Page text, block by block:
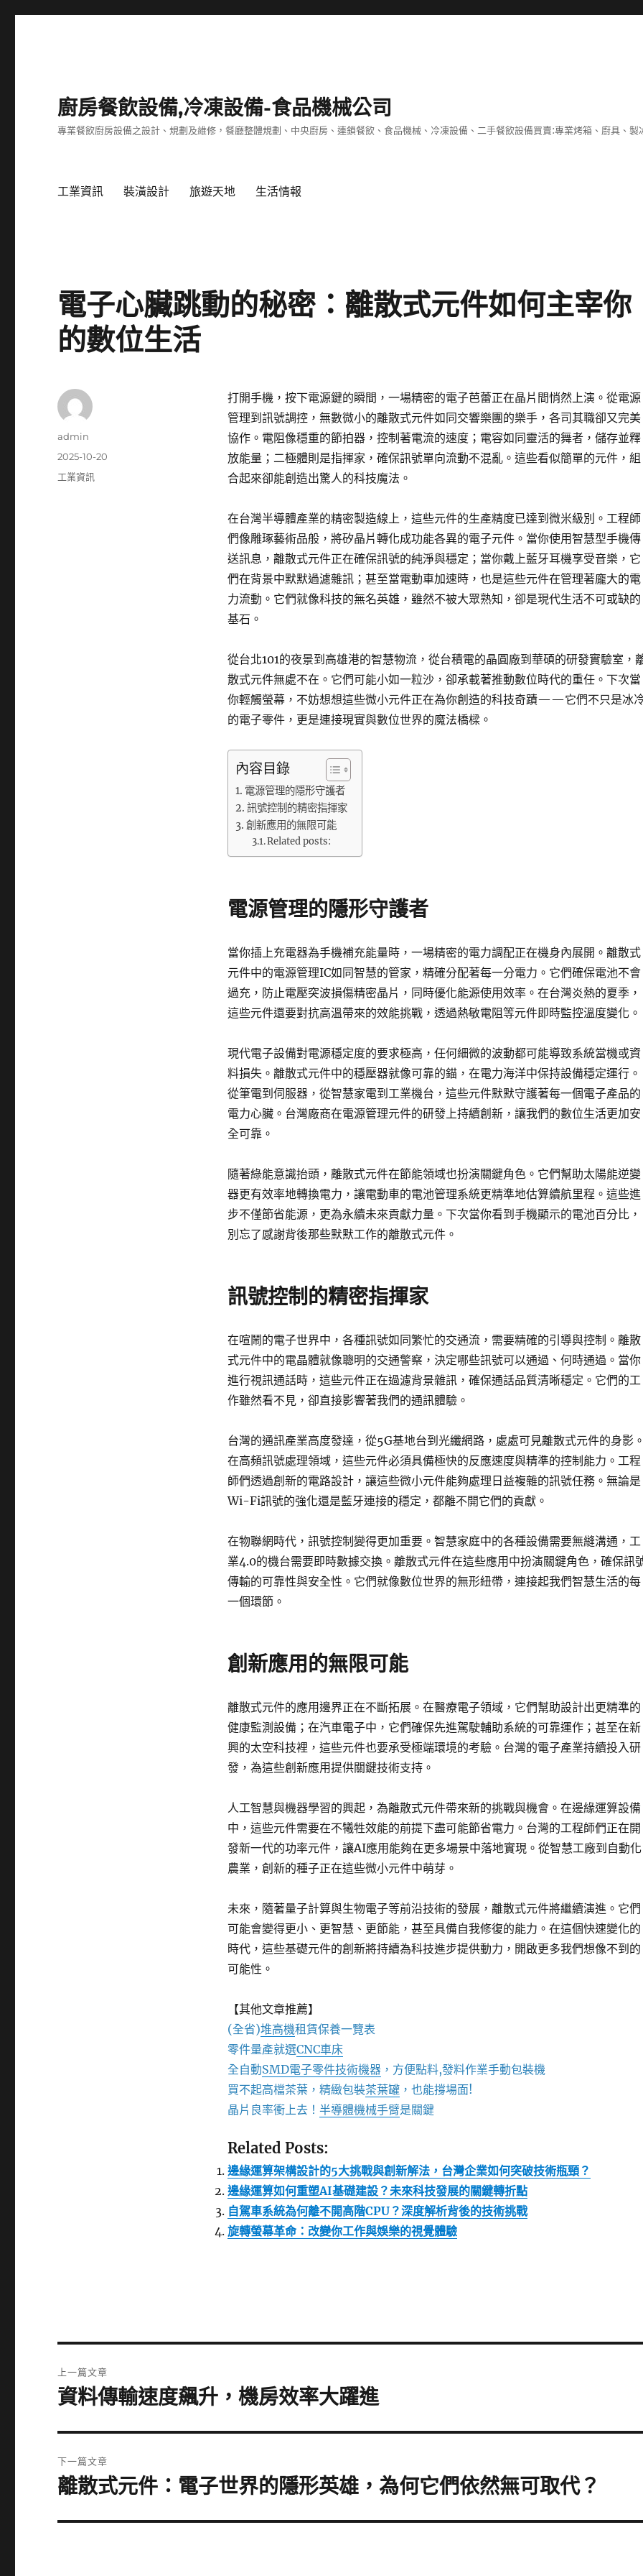
廚房餐飲設備,冷凍設備-食品機械公司
專業餐飲廚房設備之設計、規劃及維修，餐廳整體規劃、中央廚房、連鎖餐飲、食品機械、冷凍設備、二手餐飲設備買賣:專業烤箱、廚具、
工業資訊 裝潢設計 旅遊天地 生活情報
電子心臟跳動的秘密：離散式元件如何主宰你
的數位生活
打開手機，按下電源鍵的瞬間，一場精密的電子芭蕾正在晶片間悄然上演。從電源
管理到訊號調控，無數微小的離散式元件如同交響樂團的樂手，各司其職卻又完美
協作。電阻像穩重的節拍器，控制著電流的速度；電容如同靈活的舞者，儲存並釋
放能量；二極體則是指揮家，確保訊號單向流動不混亂。這些看似簡單的元件，組
合起來卻能創造出驚人的科技魔法。
在台灣半導體產業的精密製造線上，這些元件的生產精度已達到微米級別。工程師
們像雕琢藝術品般，將矽晶片轉化成功能各異的電子元件。當你使用智慧型手機傳
送訊息，離散式元件正在確保訊號的純淨與穩定；當你戴上藍牙耳機享受音樂，它
們在背景中默默過濾雜訊；甚至當電動車加速時，也是這些元件在管理著龐大的電
力流動。它們就像科技的無名英雄，雖然不被大眾熟知，卻是現代生活不可或缺的
基石。
從台北101的夜景到高雄港的智慧物流，從台積電的晶圓廠到華碩的研發實驗室，
散式元件無處不在。它們可能小如一粒沙，卻承載著推動數位時代的重任。下次當
你輕觸螢幕，不妨想想這些微小元件正在為你創造的科技奇蹟——它們不只是冰
的電子零件，更是連接現實與數位世界的魔法橋樑。
內容目錄
電源管理的隱形守護者
訊號控制的精密指揮家
創新應用的無限可能
Related posts:
電源管理的隱形守護者
當你插上充電器為手機補充能量時，一場精密的電力調配正在機身內展開。離散式
元件中的電源管理IC如同智慧的管家，精確分配著每一分電力。它們確保電池不會
過充，防止電壓突波損傷精密晶片，同時優化能源使用效率。在台灣炎熱的夏季，
這些元件還要對抗高溫帶來的效能挑戰，透過熱敏電阻等元件即時監控溫度變化。
現代電子設備對電源穩定度的要求極高，任何細微的波動都可能導致系統當機或資
料損失。離散式元件中的穩壓器就像可靠的錨，在電力海洋中保持設備穩定運行。
從筆電到伺服器，從智慧家電到工業機台，這些元件默默守護著每一個電子產品的
電力心臟。台灣廠商在電源管理元件的研發上持續創新，讓我們的數位生活更加安
全可靠。
隨著綠能意識抬頭，離散式元件在節能領域也扮演關鍵角色。它們幫助太陽能逆變
器更有效率地轉換電力，讓電動車的電池管理系統更精準地估算續航里程。這些進
步不僅節省能源，更為永續未來貢獻力量。下次當你看到手機顯示的電池百分比，
別忘了感謝背後那些默默工作的離散式元件。
訊號控制的精密指揮家
在喧鬧的電子世界中，各種訊號如同繁忙的交通流，需要精確的引導與控制。離散
式元件中的電晶體就像聰明的交通警察，決定哪些訊號可以通過、何時通過。當你
進行視訊通話時，這些元件正在過濾背景雜訊，確保通話品質清晰穩定。它們的工
作雖然看不見，卻直接影響著我們的通訊體驗。
台灣的通訊產業高度發達，從5G基地台到光纖網路，處處可見離散式元件的身影
在高頻訊號處理領域，這些元件必須具備極快的反應速度與精準的控制能力。工程
師們透過創新的電路設計，讓這些微小元件能夠處理日益複雜的訊號任務。無論是
Wi-Fi訊號的強化還是藍牙連接的穩定，都離不開它們的貢獻。
在物聯網時代，訊號控制變得更加重要。智慧家庭中的各種設備需要無縫溝通，工
業4.0的機台需要即時數據交換。離散式元件在這些應用中扮演關鍵角色，確保訊
傳輸的可靠性與安全性。它們就像數位世界的無形紐帶，連接起我們智慧生活的每
一個環節。
創新應用的無限可能
離散式元件的應用邊界正在不斷拓展。在醫療電子領域，它們幫助設計出更精準的
健康監測設備；在汽車電子中，它們確保先進駕駛輔助系統的可靠運作；甚至在新
興的太空科技裡，這些元件也要承受極端環境的考驗。台灣的電子產業持續投入研
發，為這些創新應用提供關鍵技術支持。
人工智慧與機器學習的興起，為離散式元件帶來新的挑戰與機會。在邊緣運算設備
中，這些元件需要在不犧牲效能的前提下盡可能節省電力。台灣的工程師們正在開
發新一代的功率元件，讓AI應用能夠在更多場景中落地實現。從智慧工廠到自動化
農業，創新的種子正在這些微小元件中萌芽。
未來，隨著量子計算與生物電子等前沿技術的發展，離散式元件將繼續演進。它們
可能會變得更小、更智慧、更節能，甚至具備自我修復的能力。在這個快速變化的
時代，這些基礎元件的創新將持續為科技進步提供動力，開啟更多我們想像不到的
可能性。
【其他文章推薦】
(全省)堆高機租賃保養一覽表
零件量產就選CNC車床
全自動SMD電子零件技術機器，方便點料,發料作業手動包裝機
買不起高檔茶葉，精緻包裝茶葉罐，也能撐場面!
晶片良率衝上去！ 半導體機械手臂是關鍵
Related Posts:
邊緣運算架構設計的5大挑戰與創新解法，台灣企業如何突破技術瓶頸？
邊緣運算如何重塑AI基礎建設？未來科技發展的關鍵轉折點
自駕車系統為何離不開高階CPU？深度解析背後的技術挑戰
旋轉螢幕革命：改變你工作與娛樂的視覺體驗
作
admin
發
2025-10-20
分
工業資訊
章
上一篇文章
上
篇
文
章:
資料傳輸速度飆升，機房效率大躍進
下一篇文章
下
篇
離散式元件：電子世界的隱形英雄，為何它們依然無可取代？